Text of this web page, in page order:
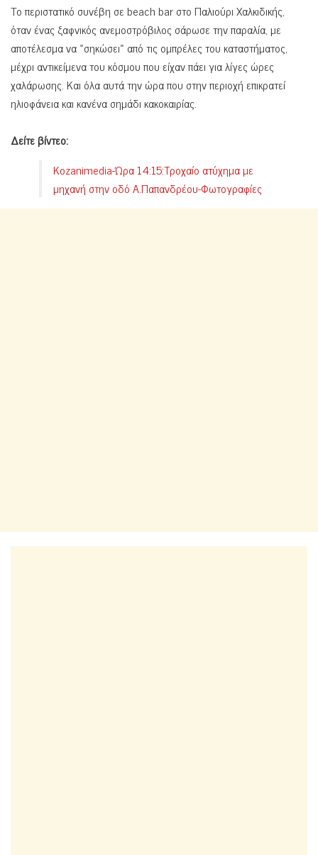
Το περιστατικό συνέβη σε beach bar στο Παλιούρι Χαλκιδικής,
όταν ένας ξαφνικός ανεμοστρόβιλος σάρωσε την παραλία, με
αποτέλεσμα να «σηκώσει» από τις ομπρέλες του καταστήματος,
μέχρι αντικείμενα του κόσμου που είχαν πάει για λίγες ώρες
χαλάρωσης. Και όλα αυτά την ώρα που στην περιοχή επικρατεί
ηλιοφάνεια και κανένα σημάδι κακοκαιρίας.
Δείτε βίντεο:
Kozanimedia-Ώρα 14:15:Τροχαίο ατύχημα με
μηχανή στην οδό Α.Παπανδρέου-Φωτογραφίες